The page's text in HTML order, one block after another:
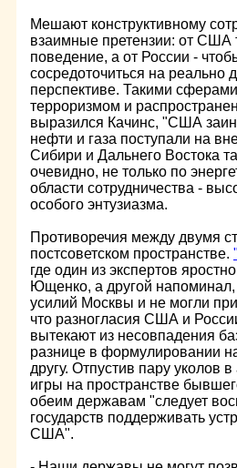
Мешают конструктивному
взаимные претензии: от США
поведение, а от России -
сосредоточиться на
перспективе. Такими
терроризмом и
выразился Качинс, "США
нефти и газа поступали на
Сибири и Дальнего Востока
очевидно, не только по
области сотрудничества -
особого энтузиазма.
Противоречия между двумя
постсоветском пространстве.
где один из экспертов
Ющенко, а другой напоминал,
усилий Москвы и не могли
что разногласия США и
вытекают из несовпадения
разнице в формулировании
другу. Отпустив пару уколов
игры на пространстве
обеим державам "следует
государств поддерживать
США".